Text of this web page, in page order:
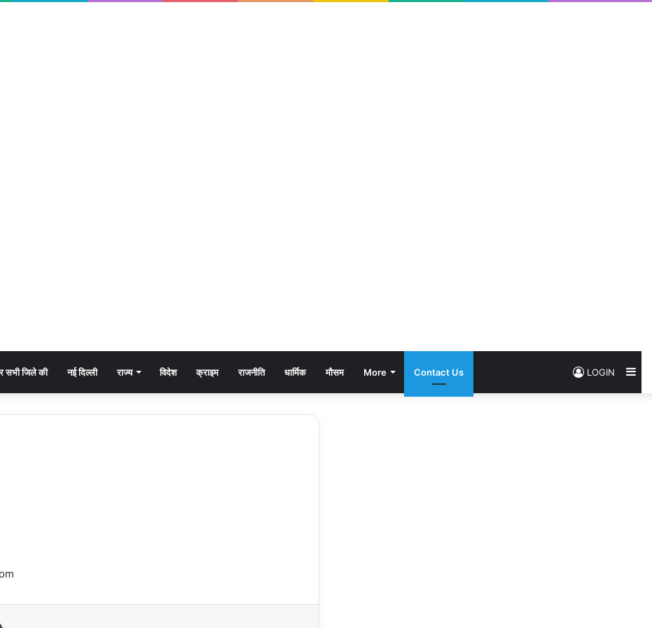
सभी जिले की नई दिल्ली राज्य विदेश क्राइम राजनीति धार्मिक मौसम More Contact Us LOGIN